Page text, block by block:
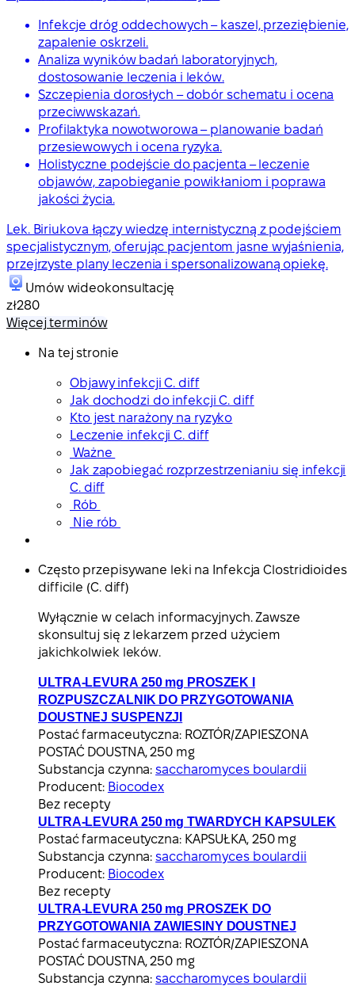
Infekcje dróg oddechowych – kaszel, przeziębienie,
zapalenie oskrzeli.
Analiza wyników badań laboratoryjnych,
dostosowanie leczenia i leków.
Szczepienia dorosłych – dobór schematu i ocena
przeciwwskazań.
Profilaktyka nowotworowa – planowanie badań
przesiewowych i ocena ryzyka.
Holistyczne podejście do pacjenta – leczenie
objawów, zapobieganie powikłaniom i poprawa
jakości życia.
Lek. Biriukova łączy wiedzę internistyczną z podejściem
specjalistycznym, oferując pacjentom jasne wyjaśnienia,
przejrzyste plany leczenia i spersonalizowaną opiekę.
Umów wideokonsultację
zł280
Więcej terminów
Na tej stronie
Objawy infekcji C. diff
Jak dochodzi do infekcji C. diff
Kto jest narażony na ryzyko
Leczenie infekcji C. diff
Ważne
Jak zapobiegać rozprzestrzenianiu się infekcji
C. diff
Rób
Nie rób
Często przepisywane leki na Infekcja Clostridioides
difficile (C. diff)
Wyłącznie w celach informacyjnych. Zawsze
skonsultuj się z lekarzem przed użyciem
jakichkolwiek leków.
ULTRA-LEVURA 250 mg PROSZEK I
ROZPUSZCZALNIK DO PRZYGOTOWANIA
DOUSTNEJ SUSPENZJI
Postać farmaceutyczna: ROZTÓR/ZAPIESZONA
POSTAĆ DOUSTNA, 250 mg
Substancja czynna:saccharomyces boulardii
Producent: Biocodex
Bez recepty
ULTRA-LEVURA 250 mg TWARDYCH KAPSULEK
Postać farmaceutyczna: KAPSUŁKA, 250 mg
Substancja czynna:saccharomyces boulardii
Producent: Biocodex
Bez recepty
ULTRA-LEVURA 250 mg PROSZEK DO
PRZYGOTOWANIA ZAWIESINY DOUSTNEJ
Postać farmaceutyczna: ROZTÓR/ZAPIESZONA
POSTAĆ DOUSTNA, 250 mg
Substancja czynna:saccharomyces boulardii